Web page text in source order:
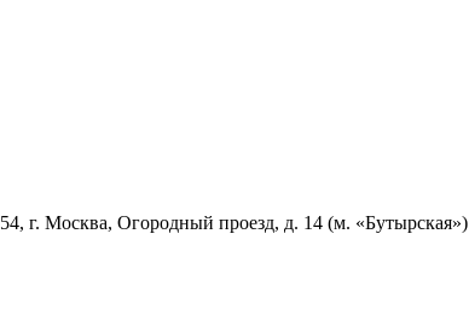
г. Москва, Огородный проезд, д. 14 (м. «Бутырская»)